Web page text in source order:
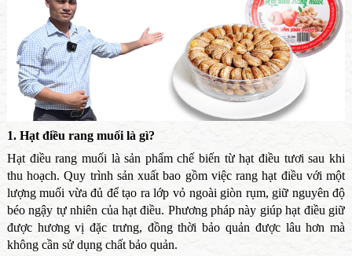
1. Hạt điều rang muối là gì?
Hạt điều rang muối là sản phẩm chế biến từ hạt điều tươi sau khi
thu hoạch. Quy trình sản xuất bao gồm việc rang hạt điều với một
lượng muối vừa đủ để tạo ra lớp vỏ ngoài giòn rụm, giữ nguyên độ
béo ngậy tự nhiên của hạt điều. Phương pháp này giúp hạt điều giữ
được hương vị đặc trưng, đồng thời bảo quản được lâu hơn mà
không cần sử dụng chất bảo quản.